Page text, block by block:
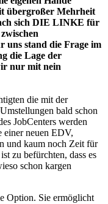
übergroßer Mehrheit
sich DIE LINKE für
uns stand die Frage im
die Lage der
nur mit nein
die mit der
bald schon
JobCenters werden
einer neuen EDV,
und kaum noch Zeit für
zu befürchten, dass es
schon kargen
Option. Sie ermöglicht